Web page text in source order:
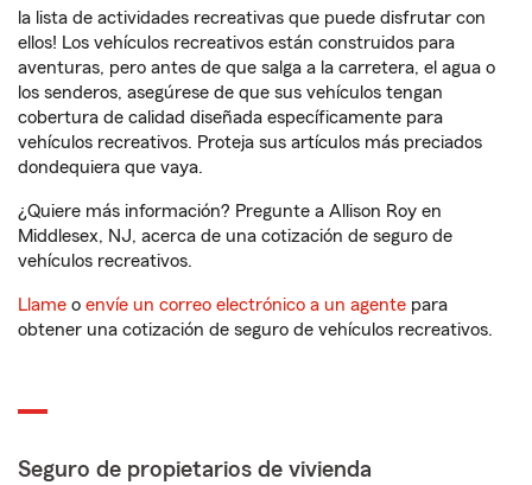
la lista de actividades recreativas que puede disfrutar con
ellos! Los vehículos recreativos están construidos para
aventuras, pero antes de que salga a la carretera, el agua o
los senderos, asegúrese de que sus vehículos tengan
cobertura de calidad diseñada específicamente para
vehículos recreativos. Proteja sus artículos más preciados
dondequiera que vaya.
¿Quiere más información? Pregunte a Allison Roy en
Middlesex, NJ, acerca de una cotización de seguro de
vehículos recreativos.
Llame o envíe un correo electrónico a un agente para
obtener una cotización de seguro de vehículos recreativos.
Seguro de propietarios de vivienda